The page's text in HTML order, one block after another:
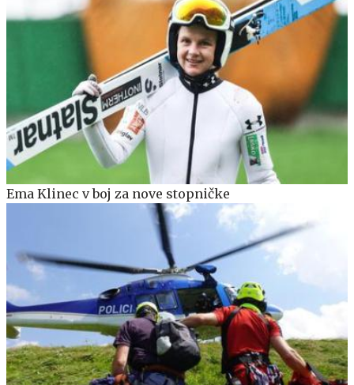
Ema Klinec v boj za nove stopničke